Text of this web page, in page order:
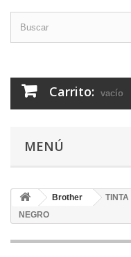
Carrito: vacío
MENÚ
Brother
NEGRO